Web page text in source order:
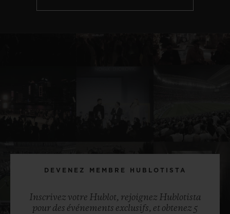
DEVENEZ MEMBRE HUBLOTISTA
Inscrivez votre Hublot, rejoignez Hublotista
pour des événements exclusifs, et obtenez 5